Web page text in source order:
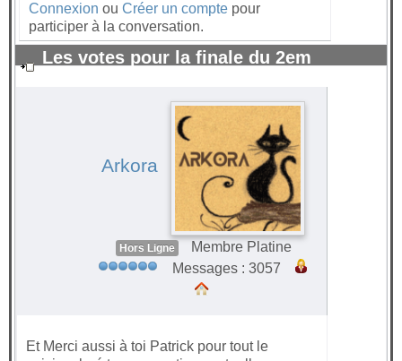
Connexion ou Créer un compte pour
participer à la conversation.
Les votes pour la finale du 2em
Arkora
Hors Ligne
Membre Platine
Messages : 3057
Et Merci aussi à toi Patrick pour tout le